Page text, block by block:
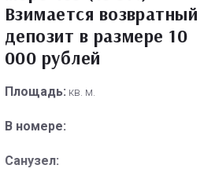
Взимается возвратный
депозит в размере 10
000 рублей
Площадь: кв. м.
В номере:
Санузел: